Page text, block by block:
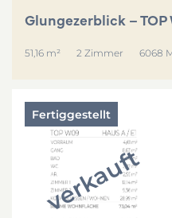
Glungezerblick – TOP
51,16 m² 2 Zimmer 6068
Fertiggestellt
verkauft